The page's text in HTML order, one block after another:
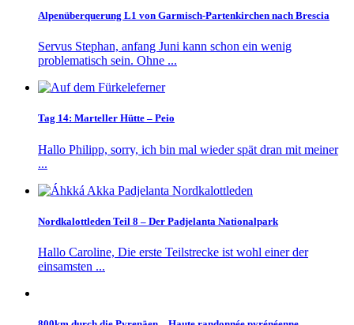
Alpenüberquerung L1 von Garmisch-Partenkirchen nach Brescia
Servus Stephan, anfang Juni kann schon ein wenig
problematisch sein. Ohne ...
Tag 14: Marteller Hütte – Peio
Hallo Philipp, sorry, ich bin mal wieder spät dran mit meiner
...
Nordkalottleden Teil 8 – Der Padjelanta Nationalpark
Hallo Caroline, Die erste Teilstrecke ist wohl einer der
einsamsten ...